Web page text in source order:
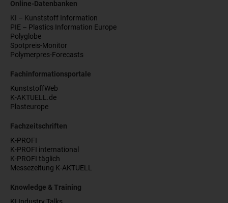
Online-Datenbanken
KI – Kunststoff Information
PIE – Plastics Information Europe
Polyglobe
Spotpreis-Monitor
Polymerpres-Forecasts
Fachinformationsportale
KunststoffWeb
K-AKTUELL.de
Plasteurope
Fachzeitschriften
K-PROFI
K-PROFI international
K-PROFI täglich
Messezeitung K-AKTUELL
Knowledge & Training